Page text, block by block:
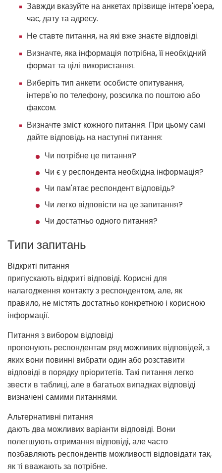
Завжди вказуйте на анкетах прізвище інтерв'юера,
час, дату та адресу.
Не ставте питання, на які вже знаєте відповіді.
Визначте, яка інформація потрібна, її необхідний
формат та цілі використання.
Виберіть тип анкети: особисте опитування,
інтерв'ю по телефону, розсилка по поштою або
факсом.
Визначте зміст кожного питання. При цьому самі
дайте відповідь на наступні питання:
Чи потрібне це питання?
Чи є у респондента необхідна інформація?
Чи пам'ятає респондент відповідь?
Чи легко відповісти на це запитання?
Чи достатньо одного питання?
Типи запитань
Відкриті питання
припускають відкриті відповіді. Корисні для
налагодження контакту з респондентом, але, як
правило, не містять достатньо конкретною і корисною
інформації.
Питання з вибором відповіді
пропонують респондентам ряд можливих відповідей, з
яких вони повинні вибрати один або розставити
відповіді в порядку пріоритетів. Такі питання легко
звести в таблиці, але в багатьох випадках відповіді
визначені самими питаннями.
Альтернативні питання
дають два можливих варіанти відповіді. Вони
полегшують отримання відповіді, але часто
позбавляють респондентів можливості відповідати так,
як ті вважають за потрібне.